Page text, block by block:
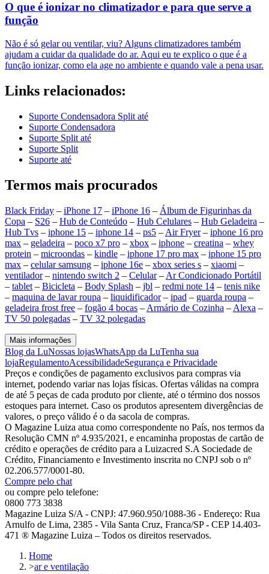
O que é ionizar no climatizador e para que serve a
função
Não é só gelar ou ventilar, viu? Alguns climatizadores também
ajudam a cuidar da qualidade do ar. Aqui eu te explico o que é a
função ionizar, como ela age no ambiente e quando vale a pena usar.
Links relacionados:
Suporte Condensadora Split até
Suporte Condensadora
Suporte Split até
Suporte Split
Suporte até
Termos mais procurados
Black Friday – iPhone 17 – iPhone 16 – Álbum de Figurinhas da
Copa – S26 – Hub de Conteúdo – Hub Celulares – Hub Geladeira –
Hub Tvs – iphone 15 – iphone 14 – ps5 – Air Fryer– iphone 16 pro
max – geladeira – poco x7 pro – xbox – iphone – creatina – whey
protein – microondas – kindle – iphone 17 pro max – iphone 15 pro
max – celular samsung – iphone 16e – xbox series s – xiaomi –
ventilador– nintendo switch 2 – Celular– Ar Condicionado Portátil
– tablet – Bicicleta – Body Splash – jbl – redmi note 14 – tenis nike
– maquina de lavar roupa – liquidificador– ipad – guarda roupa –
geladeira frost free – fogão 4 bocas – Armário de Cozinha – Alexa –
TV 50 polegadas – TV 32 polegadas
Mais informações
Blog da LuNossas lojasWhatsApp da LuTenha sua
lojaRegulamentoAcessibilidadeSegurança e Privacidade
Preços e condições de pagamento exclusivos para compras via
internet, podendo variar nas lojas físicas. Ofertas válidas na compra
de até 5 peças de cada produto por cliente, até o término dos nossos
estoques para internet. Caso os produtos apresentem divergências de
valores, o preço válido é o da sacola de compras.
O Magazine Luiza atua como correspondente no País, nos termos da
Resolução CMN nº 4.935/2021, e encaminha propostas de cartão de
crédito e operações de crédito para a Luizacred S.A Sociedade de
Crédito, Financiamento e Investimento inscrita no CNPJ sob o nº
02.206.577/0001-80.
Compre pelo chat
ou compre pelo telefone:
0800 773 3838
Magazine Luiza S/A - CNPJ: 47.960.950/1088-36 - Endereço: Rua
Arnulfo de Lima, 2385 - Vila Santa Cruz, Franca/SP - CEP 14.403-
471 ® Magazine Luiza – Todos os direitos reservados.
Home
>ar e ventilação